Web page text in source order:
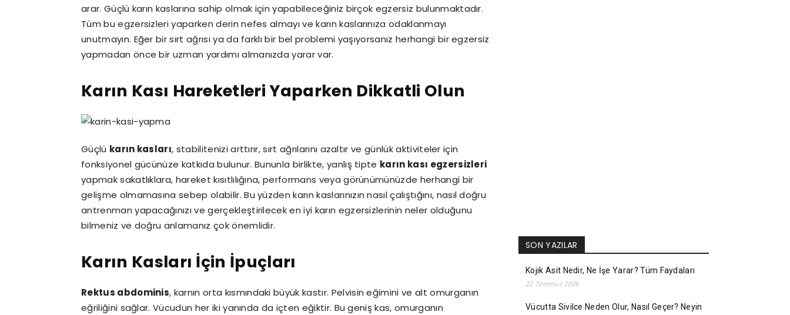
arar. Güçlü karın kaslarına sahip olmak için yapabileceğiniz birçok egzersiz bulunmaktadır.
Tüm bu egzersizleri yaparken derin nefes almayı ve karın kaslarınıza odaklanmayı
unutmayın. Eğer bir sırt ağrısı ya da farklı bir bel problemi yaşıyorsanız herhangi bir egzersiz
yapmadan önce bir uzman yardımı almanızda yarar var.
Karın Kası Hareketleri Yaparken Dikkatli Olun
Güçlü karın kasları, stabilitenizi arttırır, sırt ağrılarını azaltır ve günlük aktiviteler için
fonksiyonel gücünüze katkıda bulunur. Bununla birlikte, yanlış tipte karın kası egzersizleri
yapmak sakatlıklara, hareket kısıtlılığına, performans veya görünümünüzde herhangi bir
gelişme olmamasına sebep olabilir. Bu yüzden karın kaslarınızın nasıl çalıştığını, nasıl doğru
antrenman yapacağınızı ve gerçekleştirilecek en iyi karın egzersizlerinin neler olduğunu
bilmeniz ve doğru anlamanız çok önemlidir.
Karın Kasları İçin İpuçları
Rektus abdominis, karnın orta kısmındaki büyük kastır. Pelvisin eğimini ve alt omurganın
eğriliğini sağlar. Vücudun her iki yanında da içten eğiktir. Bu geniş kas, omurganın
SON YAZILAR
Kojik Asit Nedir, Ne İşe Yarar? Tüm Faydaları
22 Temmuz 2026
Vücutta Sivilce Neden Olur, Nasıl Geçer? Neyin